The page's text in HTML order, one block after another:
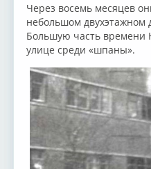
Через восемь месяцев
небольшом двухэтажном
Большую часть времени
улице среди «шпаны».